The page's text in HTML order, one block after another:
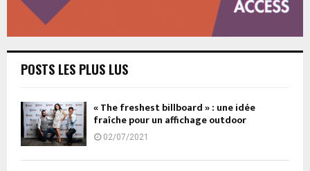
POSTS LES PLUS LUS
« The freshest billboard » : une idée
fraîche pour un affichage outdoor
02/07/2021